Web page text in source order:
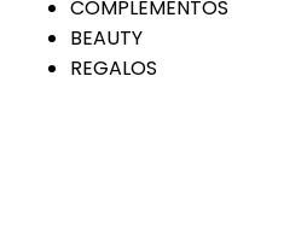
COMPLEMENTOS
BEAUTY
REGALOS